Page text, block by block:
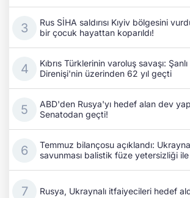
Rus SİHA saldırısı Kıyiv bölgesini
bir çocuk hayattan koparıldı!
Kıbrıs Türklerinin varoluş savaşı:
Direnişi'nin üzerinden 62 yıl geçti
ABD'den Rusya'yı hedef alan dev
Senatodan geçti!
Temmuz bilançosu açıklandı:
savunması balistik füze yetersizliği ile
Rusya, Ukraynalı itfaiyecileri hedef